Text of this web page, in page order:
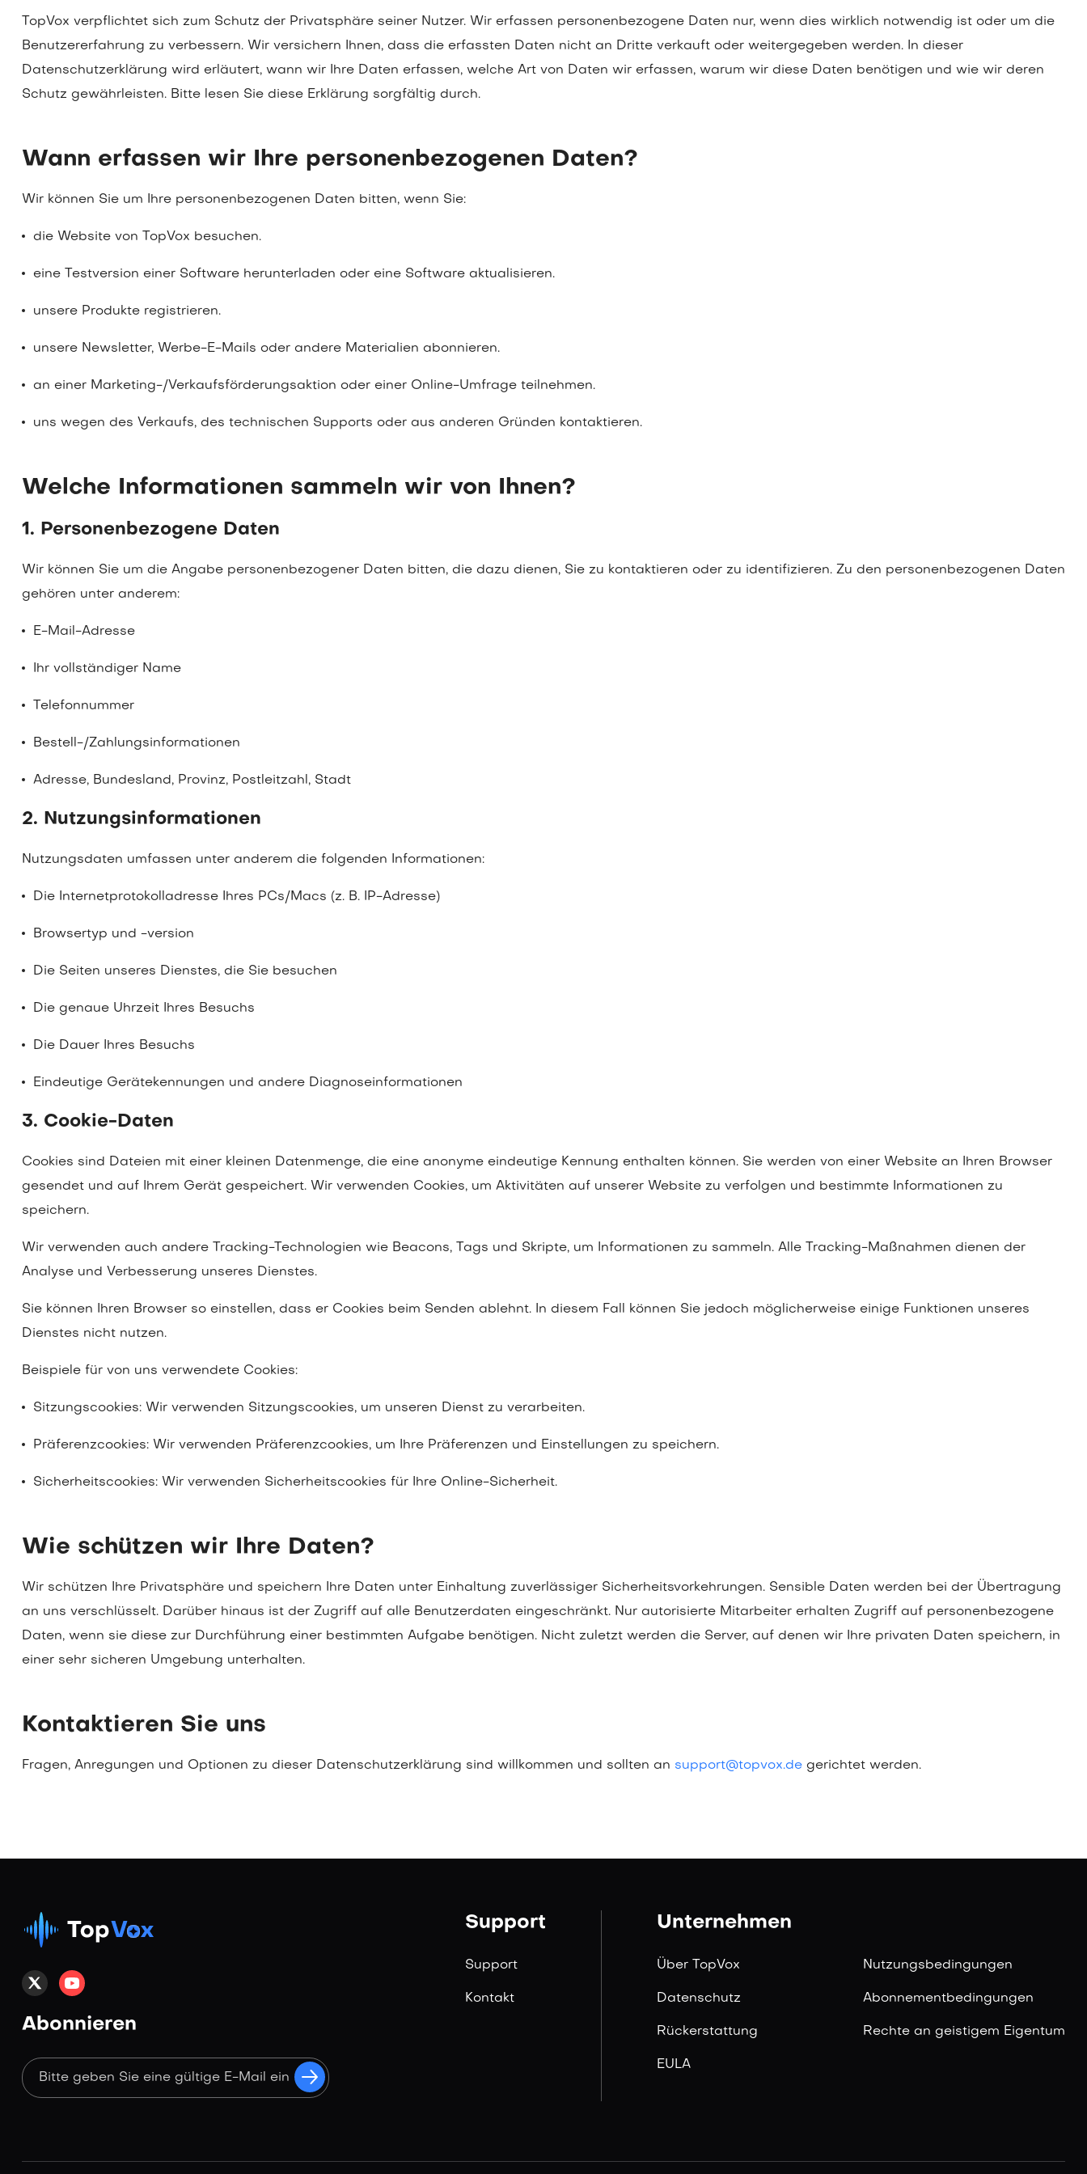
TopVox verpflichtet sich zum Schutz der Privatsphäre seiner Nutzer. Wir erfassen personenbezogene Daten nur, wenn dies wirklich notwendig ist oder um die
Benutzererfahrung zu verbessern. Wir versichern Ihnen, dass die erfassten Daten nicht an Dritte verkauft oder weitergegeben werden. In dieser
Datenschutzerklärung wird erläutert, wann wir Ihre Daten erfassen, welche Art von Daten wir erfassen, warum wir diese Daten benötigen und wie wir deren
Schutz gewährleisten. Bitte lesen Sie diese Erklärung sorgfältig durch.
Wann erfassen wir Ihre personenbezogenen Daten?
Wir können Sie um Ihre personenbezogenen Daten bitten, wenn Sie:
die Website von TopVox besuchen.
eine Testversion einer Software herunterladen oder eine Software aktualisieren.
unsere Produkte registrieren.
unsere Newsletter, Werbe-E-Mails oder andere Materialien abonnieren.
an einer Marketing-/Verkaufsförderungsaktion oder einer Online-Umfrage teilnehmen.
uns wegen des Verkaufs, des technischen Supports oder aus anderen Gründen kontaktieren.
Welche Informationen sammeln wir von Ihnen?
1. Personenbezogene Daten
Wir können Sie um die Angabe personenbezogener Daten bitten, die dazu dienen, Sie zu kontaktieren oder zu identifizieren. Zu den personenbezogenen Daten
gehören unter anderem:
E-Mail-Adresse
Ihr vollständiger Name
Telefonnummer
Bestell-/Zahlungsinformationen
Adresse, Bundesland, Provinz, Postleitzahl, Stadt
2. Nutzungsinformationen
Nutzungsdaten umfassen unter anderem die folgenden Informationen:
Die Internetprotokolladresse Ihres PCs/Macs (z. B. IP-Adresse)
Browsertyp und -version
Die Seiten unseres Dienstes, die Sie besuchen
Die genaue Uhrzeit Ihres Besuchs
Die Dauer Ihres Besuchs
Eindeutige Gerätekennungen und andere Diagnoseinformationen
3. Cookie-Daten
Cookies sind Dateien mit einer kleinen Datenmenge, die eine anonyme eindeutige Kennung enthalten können. Sie werden von einer Website an Ihren Browser
gesendet und auf Ihrem Gerät gespeichert. Wir verwenden Cookies, um Aktivitäten auf unserer Website zu verfolgen und bestimmte Informationen zu
speichern.
Wir verwenden auch andere Tracking-Technologien wie Beacons, Tags und Skripte, um Informationen zu sammeln. Alle Tracking-Maßnahmen dienen der
Analyse und Verbesserung unseres Dienstes.
Sie können Ihren Browser so einstellen, dass er Cookies beim Senden ablehnt. In diesem Fall können Sie jedoch möglicherweise einige Funktionen unseres
Dienstes nicht nutzen.
Beispiele für von uns verwendete Cookies:
Sitzungscookies: Wir verwenden Sitzungscookies, um unseren Dienst zu verarbeiten.
Präferenzcookies: Wir verwenden Präferenzcookies, um Ihre Präferenzen und Einstellungen zu speichern.
Sicherheitscookies: Wir verwenden Sicherheitscookies für Ihre Online-Sicherheit.
Wie schützen wir Ihre Daten?
Wir schützen Ihre Privatsphäre und speichern Ihre Daten unter Einhaltung zuverlässiger Sicherheitsvorkehrungen. Sensible Daten werden bei der Übertragung
an uns verschlüsselt. Darüber hinaus ist der Zugriff auf alle Benutzerdaten eingeschränkt. Nur autorisierte Mitarbeiter erhalten Zugriff auf personenbezogene
Daten, wenn sie diese zur Durchführung einer bestimmten Aufgabe benötigen. Nicht zuletzt werden die Server, auf denen wir Ihre privaten Daten speichern, in
einer sehr sicheren Umgebung unterhalten.
Kontaktieren Sie uns
Fragen, Anregungen und Optionen zu dieser Datenschutzerklärung sind willkommen und sollten an support@topvox.degerichtet werden.
Abonnieren
Support
Support
Kontakt
Unternehmen
Über TopVox
Datenschutz
Rückerstattung
EULA
Nutzungsbedingungen
Abonnementbedingungen
Rechte an geistigem Eigentum